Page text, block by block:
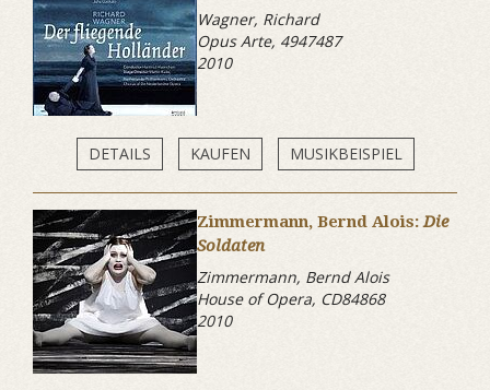
Wagner, Richard
Opus Arte, 4947487
2010
DETAILS KAUFEN MUSIKBEISPIEL
Zimmermann, Bernd Alois:Die
Soldaten
Zimmermann, Bernd Alois
House of Opera, CD84868
2010